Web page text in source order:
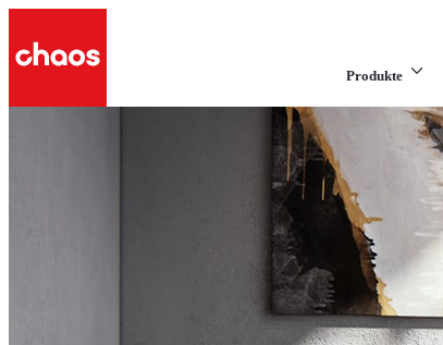
Produkte